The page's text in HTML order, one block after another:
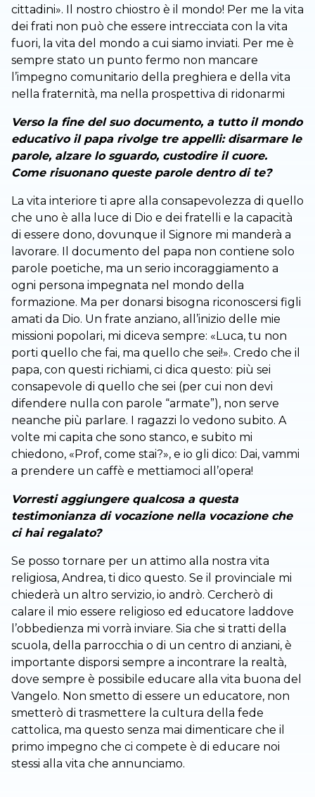
cittadini». Il nostro chiostro è il mondo! Per me la vita
dei frati non può che essere intrecciata con la vita
fuori, la vita del mondo a cui siamo inviati. Per me è
sempre stato un punto fermo non mancare
l’impegno comunitario della preghiera e della vita
nella fraternità, ma nella prospettiva di ridonarmi
Verso la fine del suo documento, a tutto il mondo
educativo il papa rivolge tre appelli: disarmare le
parole, alzare lo sguardo, custodire il cuore.
Come risuonano queste parole dentro di te?
La vita interiore ti apre alla consapevolezza di quello
che uno è alla luce di Dio e dei fratelli e la capacità
di essere dono, dovunque il Signore mi manderà a
lavorare. Il documento del papa non contiene solo
parole poetiche, ma un serio incoraggiamento a
ogni persona impegnata nel mondo della
formazione. Ma per donarsi bisogna riconoscersi figli
amati da Dio. Un frate anziano, all’inizio delle mie
missioni popolari, mi diceva sempre: «Luca, tu non
porti quello che fai, ma quello che sei!». Credo che il
papa, con questi richiami, ci dica questo: più sei
consapevole di quello che sei (per cui non devi
difendere nulla con parole “armate”), non serve
neanche più parlare. I ragazzi lo vedono subito. A
volte mi capita che sono stanco, e subito mi
chiedono, «Prof, come stai?», e io gli dico: Dai, vammi
a prendere un caffè e mettiamoci all’opera!
Vorresti aggiungere qualcosa a questa
testimonianza di vocazione nella vocazione che
ci hai regalato?
Se posso tornare per un attimo alla nostra vita
religiosa, Andrea, ti dico questo. Se il provinciale mi
chiederà un altro servizio, io andrò. Cercherò di
calare il mio essere religioso ed educatore laddove
l’obbedienza mi vorrà inviare. Sia che si tratti della
scuola, della parrocchia o di un centro di anziani, è
importante disporsi sempre a incontrare la realtà,
dove sempre è possibile educare alla vita buona del
Vangelo. Non smetto di essere un educatore, non
smetterò di trasmettere la cultura della fede
cattolica, ma questo senza mai dimenticare che il
primo impegno che ci compete è di educare noi
stessi alla vita che annunciamo.